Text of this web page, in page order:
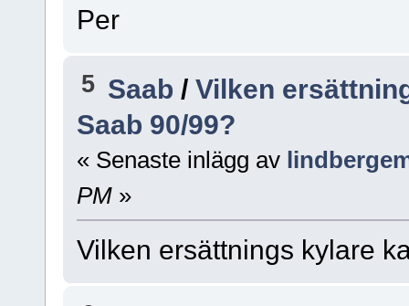
Per
5 Saab /Vilken
Saab 90/99?
« Senaste inlägg av
PM»
Vilken ersättnings kylare